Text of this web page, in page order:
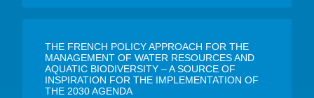
THE FRENCH POLICY APPROACH FOR THE
MANAGEMENT OF WATER RESOURCES AND
AQUATIC BIODIVERSITY – A SOURCE OF
INSPIRATION FOR THE IMPLEMENTATION OF
THE 2030 AGENDA